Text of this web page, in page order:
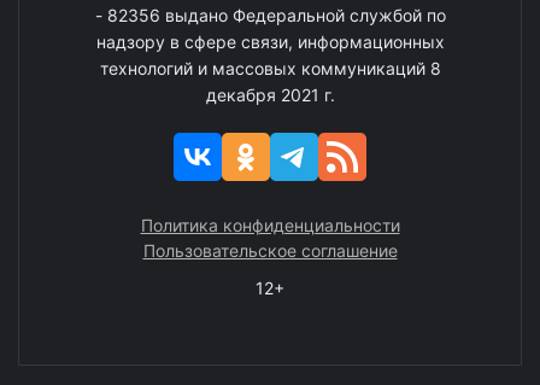
- 82356 выдано Федеральной службой по
надзору в сфере связи, информационных
технологий и массовых коммуникаций 8
декабря 2021 г.
Политика конфиденциальности
Пользовательское соглашение
12+